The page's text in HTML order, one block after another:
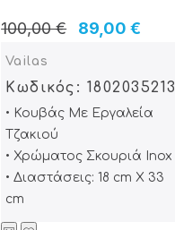
89,00 €
100,00 €
Vailas
Κωδικός: 1802035213
• Κουβάς Με Εργαλεία
Τζακιού
• Χρώματος Σκουριά Inox
• Διαστάσεις: 18 cm X 33
cm